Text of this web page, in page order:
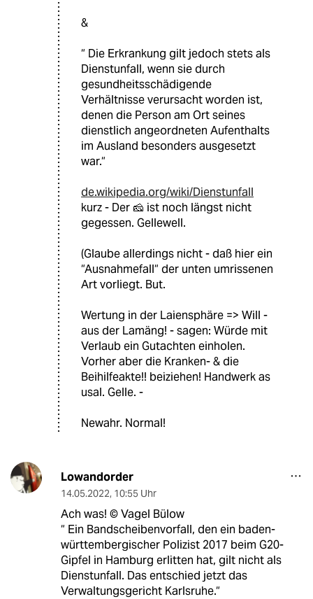
&
“ Die Erkrankung gilt jedoch stets als
Dienstunfall, wenn sie durch
gesundheitsschädigende
Verhältnisse verursacht worden ist,
denen die Person am Ort seines
dienstlich angeordneten Aufenthalts
im Ausland besonders ausgesetzt
war.“
de.wikipedia.org/wiki/Dienstunfall
kurz - Der 🧀 ist noch längst nicht
gegessen. Gellewell.
(Glaube allerdings nicht - daß hier ein
“Ausnahmefall“ der unten umrissenen
Art vorliegt. But.
Wertung in der Laiensphäre => Will -
aus der Lamäng! - sagen: Würde mit
Verlaub ein Gutachten einholen.
Vorher aber die Kranken- & die
Beihilfeakte!! beiziehen! Handwerk as
usal. Gelle. -
Newahr. Normal!
Lowandorder
14.05.2022, 10:55 Uhr
Ach was! © Vagel Bülow
“ Ein Bandscheibenvorfall, den ein baden-
württembergischer Polizist 2017 beim G20-
Gipfel in Hamburg erlitten hat, gilt nicht als
Dienstunfall. Das entschied jetzt das
Verwaltungsgericht Karlsruhe.“